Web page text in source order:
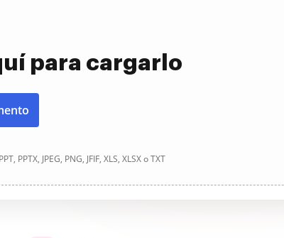
para cargarlo
PPTX, JPEG, PNG, JFIF, XLS, XLSX o TXT